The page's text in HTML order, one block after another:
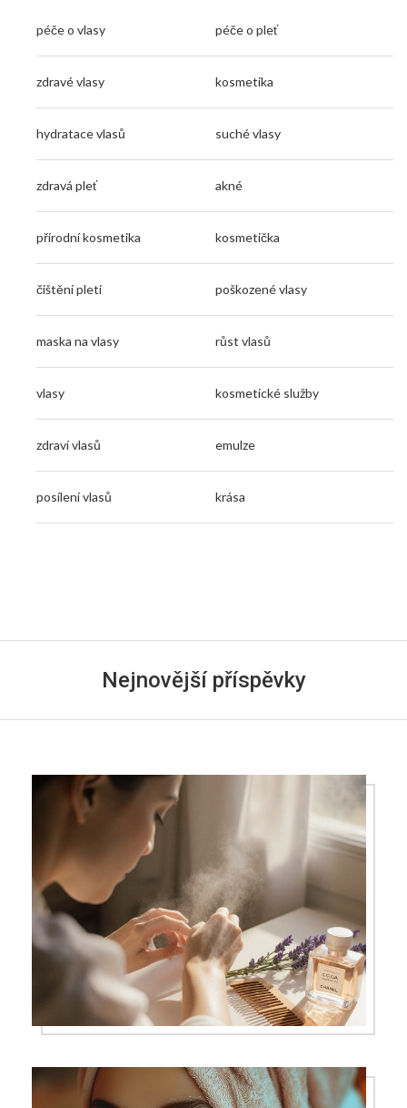
péče o vlasy péče o pleť
zdravé vlasy kosmetika
hydratace vlasů suché vlasy
zdravá pleť akné
přírodní kosmetika kosmetička
čištění pleti poškozené vlasy
maska na vlasy růst vlasů
vlasy kosmetické služby
zdraví vlasů emulze
posílení vlasů krása
Nejnovější příspěvky